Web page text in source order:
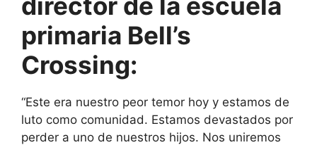
primaria Bell’s
Crossing:
“Este era nuestro peor temor hoy y estamos de
luto como comunidad. Estamos devastados por
perder a uno de nuestros hijos. Nos uniremos